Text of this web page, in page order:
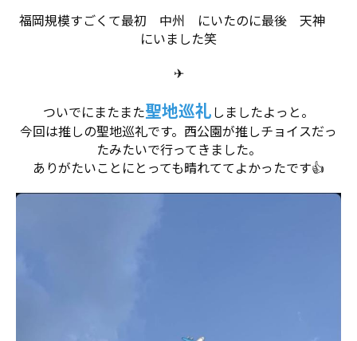
福岡規模すごくて最初 中州 にいたのに最後 天神
にいました笑
✈
ついでにまたまた聖地巡礼しましたよっと。
今回は推しの聖地巡礼です。西公園が推しチョイスだっ
たみたいで行ってきました。
ありがたいことにとっても晴れててよかったです👍